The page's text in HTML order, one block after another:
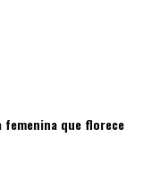
femenina que florece